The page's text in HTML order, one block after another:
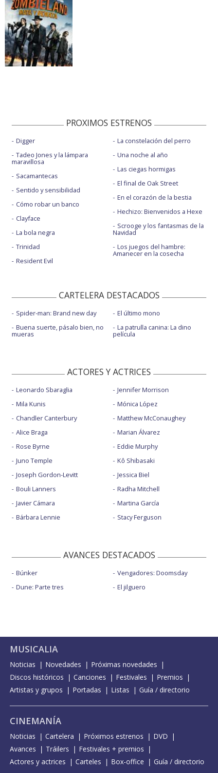
PROXIMOS ESTRENOS
Digger
Tadeo Jones y la lámpara
maravillosa
Sacamantecas
Sentido y sensibilidad
Cómo robar un banco
Clayface
La bola negra
Trinidad
Resident Evil
La constelación del perro
Una noche al año
Las ciegas hormigas
El final de Oak Street
En el corazón de la bestia
Hechizo: Bienvenidos a Hexe
Scrooge y los fantasmas de la
Navidad
Los juegos del hambre:
Amanecer en la cosecha
CARTELERA DESTACADOS
Spider-man: Brand new day
Buena suerte, pásalo bien, no
mueras
El último mono
La patrulla canina: La dino
película
ACTORES Y ACTRICES
Leonardo Sbaraglia
Mila Kunis
Chandler Canterbury
Alice Braga
Rose Byrne
Juno Temple
Joseph Gordon-Levitt
Bouli Lanners
Javier Cámara
Bárbara Lennie
Jennifer Morrison
Mónica López
Matthew McConaughey
Marian Álvarez
Eddie Murphy
Kô Shibasaki
Jessica Biel
Radha Mitchell
Martina García
Stacy Ferguson
AVANCES DESTACADOS
Búnker
Dune: Parte tres
Vengadores: Doomsday
El jilguero
MUSICALIA
Noticias Novedades
Próximas novedades
Discos históricos
Canciones Festivales
Premios
Artistas y grupos
Portadas Listas Guía / directorio
CINEMANÍA
Noticias Cartelera Próximos estrenos
DVD
Avances
Tráilers
Festivales + premios
Actores y actrices
Carteles Box-office Guía / directorio